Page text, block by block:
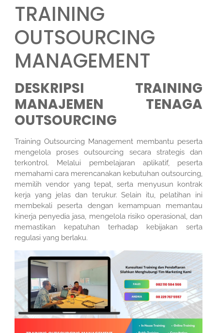
TRAINING
OUTSOURCING
MANAGEMENT
DESKRIPSI TRAINING
MANAJEMEN TENAGA
OUTSOURCING
Training Outsourcing Management membantu peserta
mengelola proses outsourcing secara strategis dan
terkontrol. Melalui pembelajaran aplikatif, peserta
memahami cara merencanakan kebutuhan outsourcing,
memilih vendor yang tepat, serta menyusun kontrak
kerja yang jelas dan terukur. Selain itu, pelatihan ini
membekali peserta dengan kemampuan memantau
kinerja penyedia jasa, mengelola risiko operasional, dan
memastikan kepatuhan terhadap kebijakan serta
regulasi yang berlaku.